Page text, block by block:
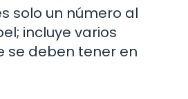
solo un número al
incluye varios
se deben tener en